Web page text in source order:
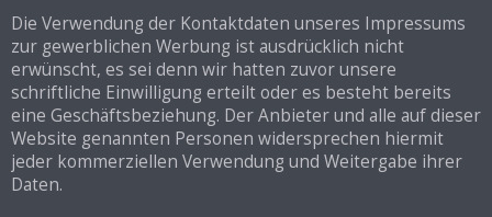
Die Verwendung der Kontaktdaten unseres Impressums
zur gewerblichen Werbung ist ausdrücklich nicht
erwünscht, es sei denn wir hatten zuvor unsere
schriftliche Einwilligung erteilt oder es besteht bereits
eine Geschäftsbeziehung. Der Anbieter und alle auf dieser
Website genannten Personen widersprechen hiermit
jeder kommerziellen Verwendung und Weitergabe ihrer
Daten.